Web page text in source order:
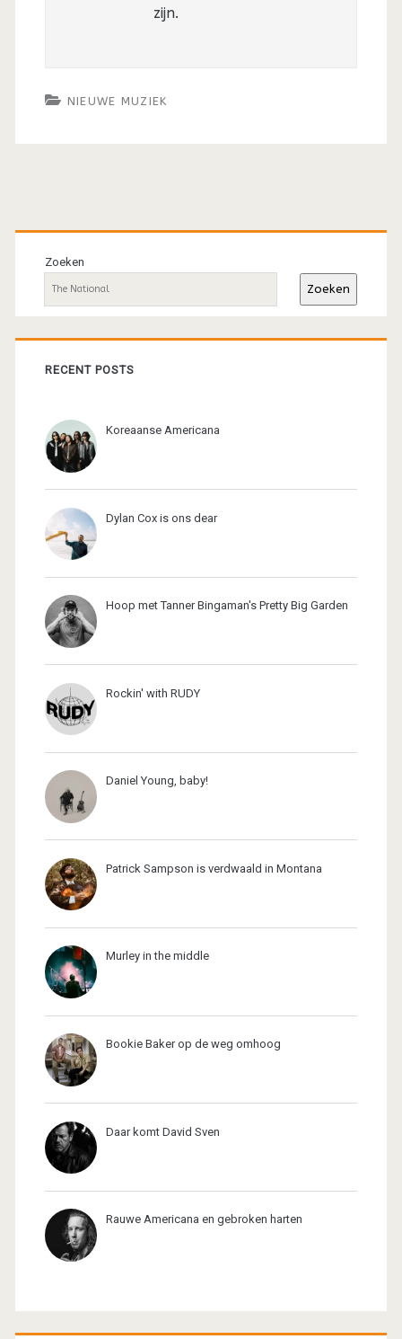
zijn.
NIEUWE MUZIEK
Primaire
sidebar
Zoeken
Zoeken
RECENT POSTS
Koreaanse Americana
Dylan Cox is ons dear
Hoop met Tanner Bingaman's Pretty Big Garden
Rockin' with RUDY
Daniel Young, baby!
Patrick Sampson is verdwaald in Montana
Murley in the middle
Bookie Baker op de weg omhoog
Daar komt David Sven
Rauwe Americana en gebroken harten